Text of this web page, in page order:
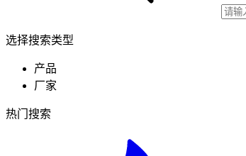
选择搜索类型
产品
厂家
热门搜索